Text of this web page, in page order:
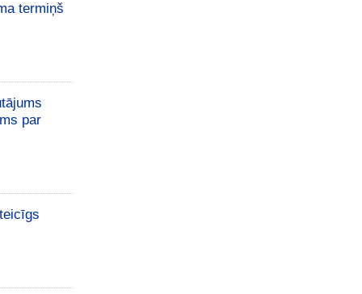
termiņš
par